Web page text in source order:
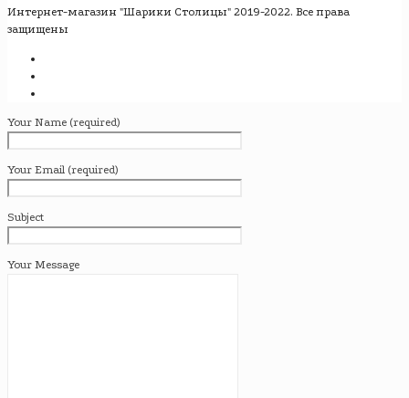
Интернет-магазин "Шарики Столицы" 2019-2022. Все права
защищены
Your Name (required)
Your Email (required)
Subject
Your Message